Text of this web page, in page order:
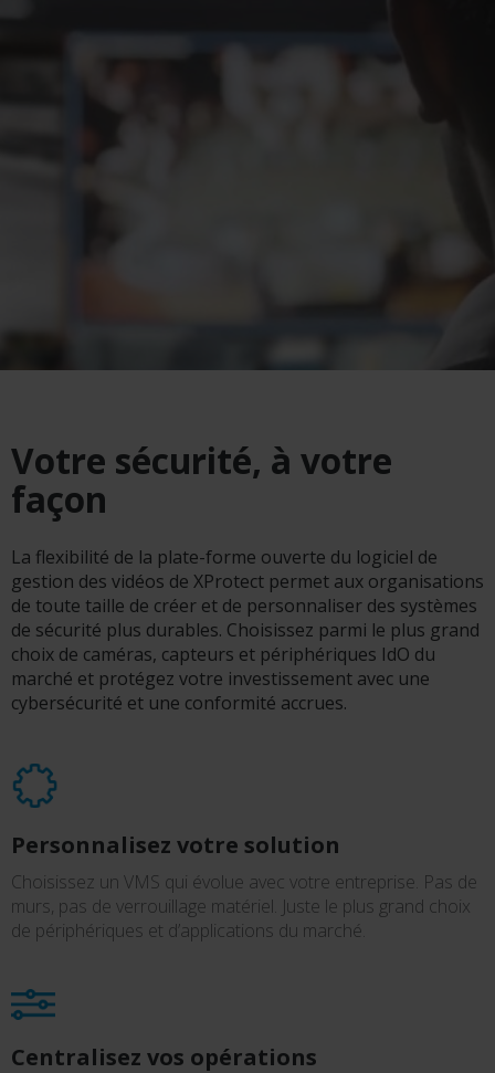
Votre sécurité, à votre
façon
La flexibilité de la plate-forme ouverte du logiciel de
gestion des vidéos de XProtect permet aux organisations
de toute taille de créer et de personnaliser des systèmes
de sécurité plus durables. Choisissez parmi le plus grand
choix de caméras, capteurs et périphériques IdO du
marché et protégez votre investissement avec une
cybersécurité et une conformité accrues.
Personnalisez votre solution
Choisissez un VMS qui évolue avec votre entreprise. Pas de
murs, pas de verrouillage matériel. Juste le plus grand choix
de périphériques et d’applications du marché.
Centralisez vos opérations